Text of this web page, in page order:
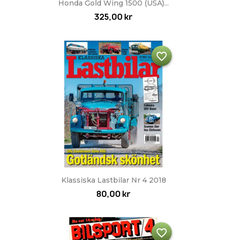
Honda Gold Wing 1500 (USA)...
325,00 kr
Klassiska Lastbilar Nr 4 2018
80,00 kr
favorite_border
favorite_border